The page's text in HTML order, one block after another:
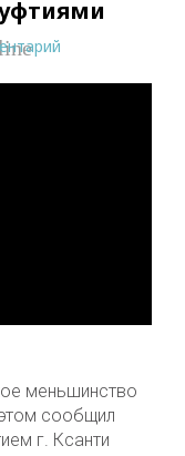
меньшинство
сообщил
г. Ксанти